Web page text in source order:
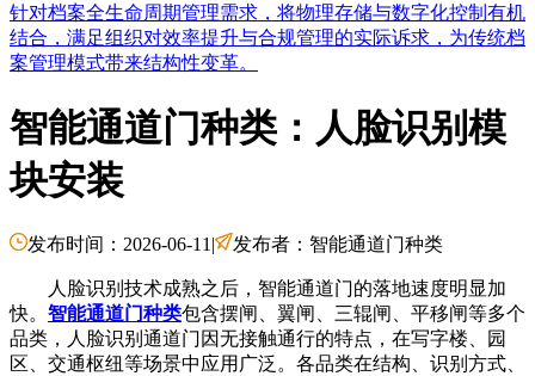
针对档案全生命周期管理需求，将物理存储与数字化控制有机
结合，满足组织对效率提升与合规管理的实际诉求，为传统档
案管理模式带来结构性变革。
智能通道门种类：人脸识别模
块安装
发布时间：2026-06-11 | 发布者：智能通道门种类
人脸识别技术成熟之后，智能通道门的落地速度明显加
快。 智能通道门种类包含摆闸、翼闸、三辊闸、平移闸等多个
品类，人脸识别通道门因无接触通行的特点，在写字楼、园
区、交通枢纽等场景中应用广泛。各品类在结构、识别方式、